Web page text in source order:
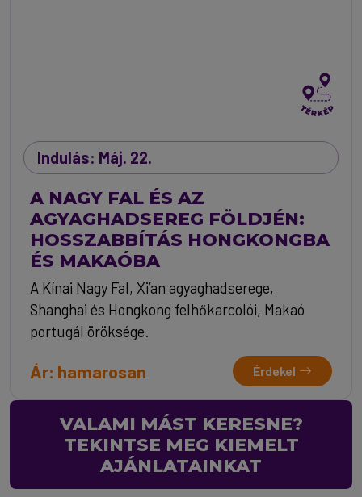
Indulás: Máj. 22.
A NAGY FAL ÉS AZ
AGYAGHADSEREG FÖLDJÉN:
HOSSZABBÍTÁS HONGKONGBA
ÉS MAKAÓBA
A Kínai Nagy Fal, Xi’an agyaghadserege,
Shanghai és Hongkong felhőkarcolói, Makaó
portugál öröksége.
Ár: hamarosan Érdekel
VALAMI MÁST KERESNE?
TEKINTSE MEG KIEMELT
AJÁNLATAINKAT